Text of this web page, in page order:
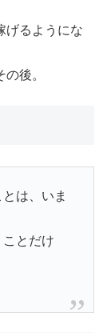
げるようにな
後。
は、いま
ことだけ